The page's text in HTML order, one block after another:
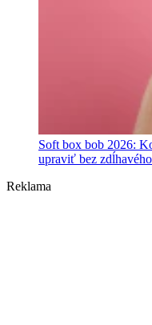
Soft box bob 2026:
upraviť bez
Reklama